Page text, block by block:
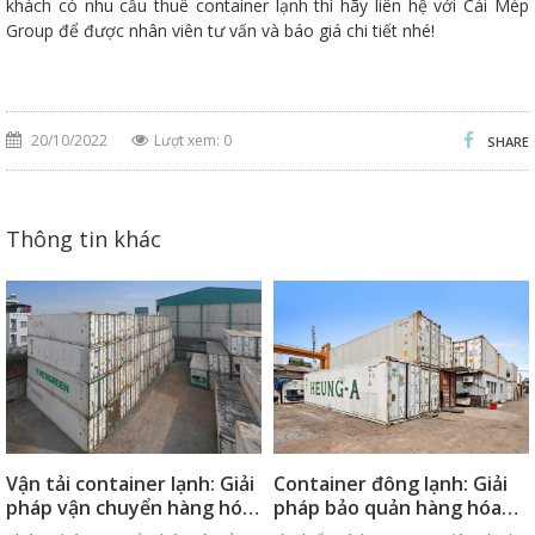
khách có nhu cầu thuê container lạnh thì hãy liên hệ với Cái Mép
Group để được nhân viên tư vấn và báo giá chi tiết nhé!
20/10/2022 Lượt xem: 0 SHARE
Thông tin khác
Vận tải container lạnh: Giải
pháp vận chuyển hàng hóa
Container đông lạnh: Giải
pháp bảo quản hàng hóa